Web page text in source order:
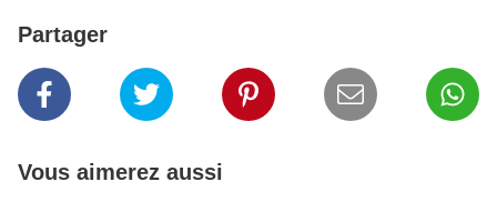
Partager
Vous aimerez aussi